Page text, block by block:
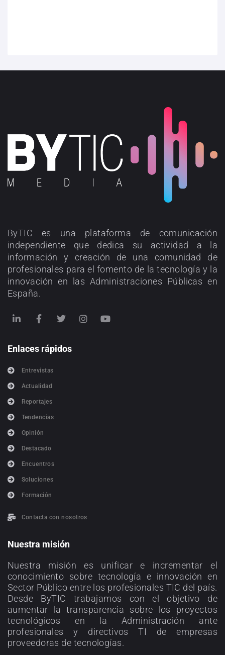
ByTIC es una plataforma de comunicación
independiente que dedica su actividad a la
información y creación de una comunidad de
profesionales para el fomento de la tecnología y la
innovación en las Administraciones Públicas en
España.
Enlaces rápidos
Entrevistas
Actualidad
Reportajes
Tendencias
Opinión
Destacado
Encuentros
Soluciones
Formación
Contacta con nosotros
Nuestra misión
Nuestra misión es unificar e incrementar el
conocimiento sobre tecnología e innovación en
Sector Público entre los profesionales TIC del país.
Desde ByTIC trabajamos con el objetivo de
aumentar la transparencia sobre los proyectos
tecnológicos en la Administración ante
profesionales y directivos TI de empresas
proveedoras de tecnologías.